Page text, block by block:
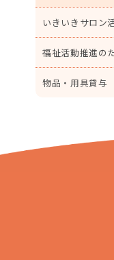
いきいきサロン
福祉活動推進の
物品・用具貸与